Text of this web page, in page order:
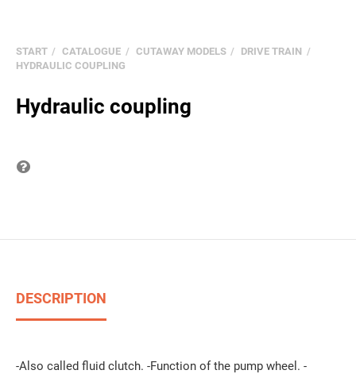
START CATALOGUE CUTAWAY MODELS
DRIVE TRAIN
HYDRAULIC COUPLING
Hydraulic coupling
DESCRIPTION
-Also called fluid clutch. -Function of the pump wheel. -